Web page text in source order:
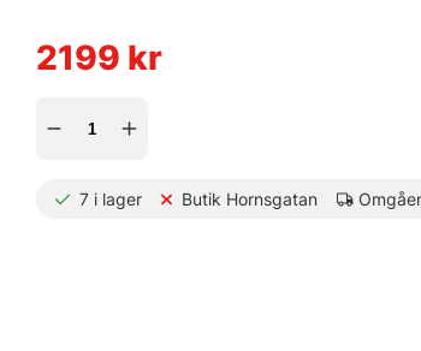
2199 kr
7 i lager Butik Hornsgatan